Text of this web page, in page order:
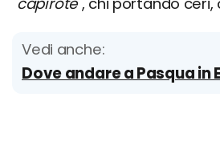
Vedi anche:
Dove andare a Pasqua in